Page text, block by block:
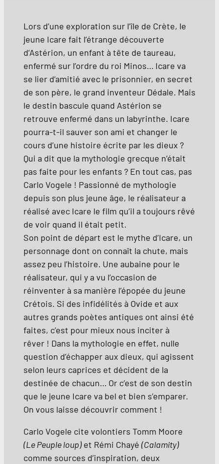
Lors d’une exploration sur l’île de Crète, le
jeune Icare fait l’étrange découverte
d’Astérion, un enfant à tête de taureau,
enfermé sur l’ordre du roi Minos… Icare va
se lier d’amitié avec le prisonnier, en secret
de son père, le grand inventeur Dédale. Mais
le destin bascule quand Astérion se
retrouve enfermé dans un labyrinthe. Icare
pourra-t-il sauver son ami et changer le
cours d’une histoire écrite par les dieux ?
Qui a dit que la mythologie grecque n’était
pas faite pour les enfants ? En tout cas, pas
Carlo Vogele ! Passionné de mythologie
depuis son plus jeune âge, le réalisateur a
réalisé avec Icare le film qu’il a toujours rêvé
de voir quand il était petit.
Son point de départ est le mythe d’Icare, un
personnage dont on connaît la chute, mais
assez peu l’histoire. Une aubaine pour le
réalisateur, qui y a vu l’occasion de
réinventer à sa manière l’épopée du jeune
Crétois. Si des infidélités à Ovide et aux
autres grands poètes antiques ont ainsi été
faites, c’est pour mieux nous inciter à
rêver ! Dans la mythologie en effet, nulle
question d’échapper aux dieux, qui agissent
selon leurs caprices et décident de la
destinée de chacun… Or c’est de son destin
que le jeune Icare va bel et bien s’emparer.
On vous laisse découvrir comment !
Carlo Vogele cite volontiers Tomm Moore
(Le Peuple loup)et Rémi Chayé (Calamity)
comme sources d’inspiration, deux